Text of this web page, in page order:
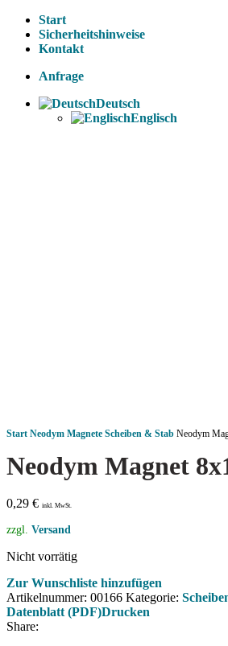
Start
Sicherheitshinweise
Kontakt
Anfrage
Deutsch
Englisch
Start Neodym Magnete Scheiben & Stab Neodym
Neodym Magnet
0,29 € inkl. MwSt.
zzgl. Versand
Nicht vorrätig
Zur Wunschliste hinzufügen
Artikelnummer: 00166 Kategorie:
Datenblatt (PDF)Drucken
Share: